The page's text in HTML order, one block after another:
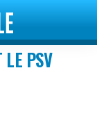
LE PSV